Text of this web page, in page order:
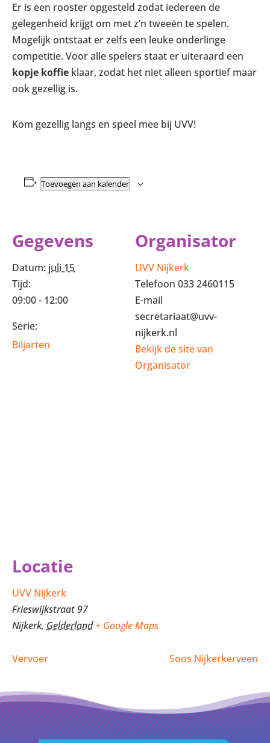
Er is een rooster opgesteld zodat iedereen de
gelegenheid krijgt om met z’n tweeën te spelen.
Mogelijk ontstaat er zelfs een leuke onderlinge
competitie. Voor alle spelers staat er uiteraard een
kopje koffie klaar, zodat het niet alleen sportief maar
ook gezellig is.
Kom gezellig langs en speel mee bij UVV!
Toevoegen aan kalender
Gegevens
Datum: juli 15
Tijd:
09:00 - 12:00
Serie:
Biljarten
Organisator
UVV Nijkerk
Telefoon 033 2460115
E-mail
secretariaat@uvv-
nijkerk.nl
Bekijk de site van
Organisator
Locatie
UVV Nijkerk
Frieswijkstraat 97
Nijkerk, Gelderland + Google Maps
Vervoer Soos Nijkerkerveen